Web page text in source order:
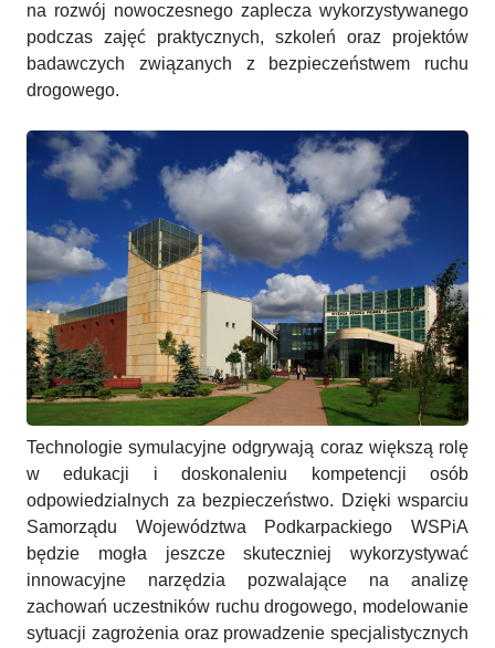
na rozwój nowoczesnego zaplecza wykorzystywanego
podczas zajęć praktycznych, szkoleń oraz projektów
badawczych związanych z bezpieczeństwem ruchu
drogowego.
Technologie symulacyjne odgrywają coraz większą rolę
w edukacji i doskonaleniu kompetencji osób
odpowiedzialnych za bezpieczeństwo. Dzięki wsparciu
Samorządu Województwa Podkarpackiego WSPiA
będzie mogła jeszcze skuteczniej wykorzystywać
innowacyjne narzędzia pozwalające na analizę
zachowań uczestników ruchu drogowego, modelowanie
sytuacji zagrożenia oraz prowadzenie specjalistycznych